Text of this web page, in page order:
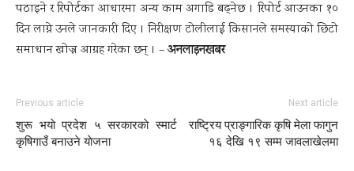
पठाइने र रिपोर्टका आधारमा अन्य काम अगाडि बढ्नेछ । रिपोर्ट आउनका १०
दिन लाग्ने उनले जानकारी दिए । निरीक्षण टोलीलाई किसानले समस्याको छिटो
समाधान खोज्न आग्रह गरेका छन् । –अनलाइनखबर
Previous article
शुरू भयाे प्रदेश ५ सरकारकाे स्मार्ट
कृषिगाउँ बनाउने याेजना
Next article
राष्ट्रिय प्राङ्गारिक कृषि मेला फागुन
१६ देखि १९ सम्म जावलाखेलमा